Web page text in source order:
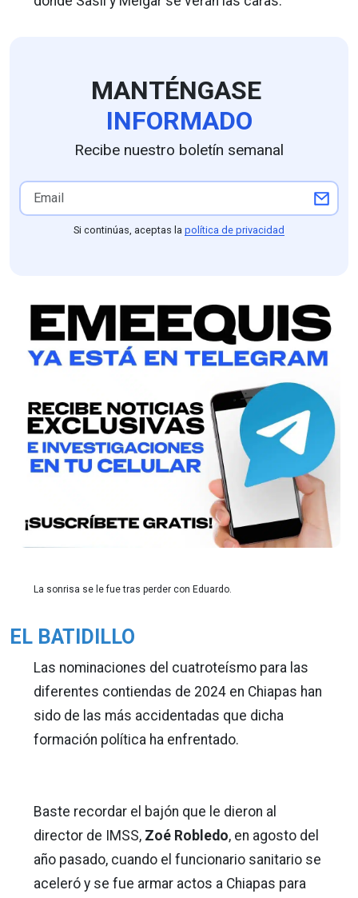
MANTÉNGASE
INFORMADO
Recibe nuestro boletín semanal
Si continúas, aceptas la política de privacidad
La sonrisa se le fue tras perder con Eduardo.
EL BATIDILLO
Las nominaciones del cuatroteísmo para las
diferentes contiendas de 2024 en Chiapas han
sido de las más accidentadas que dicha
formación política ha enfrentado.
Baste recordar el bajón que le dieron al
director de IMSS, Zoé Robledo, en agosto del
año pasado, cuando el funcionario sanitario se
aceleró y se fue armar actos a Chiapas para